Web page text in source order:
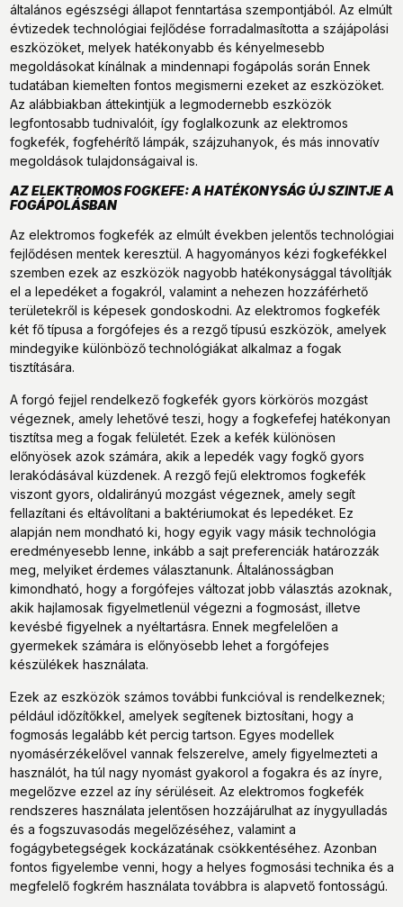
általános egészségi állapot fenntartása szempontjából. Az elmúlt
évtizedek technológiai fejlődése forradalmasította a szájápolási
eszközöket, melyek hatékonyabb és kényelmesebb
megoldásokat kínálnak a mindennapi fogápolás során Ennek
tudatában kiemelten fontos megismerni ezeket az eszközöket.
Az alábbiakban áttekintjük a legmodernebb eszközök
legfontosabb tudnivalóit, így foglalkozunk az elektromos
fogkefék, fogfehérítő lámpák, szájzuhanyok, és más innovatív
megoldások tulajdonságaival is.
AZ ELEKTROMOS FOGKEFE: A HATÉKONYSÁG ÚJ SZINTJE A
FOGÁPOLÁSBAN
Az elektromos fogkefék az elmúlt években jelentős technológiai
fejlődésen mentek keresztül. A hagyományos kézi fogkefékkel
szemben ezek az eszközök nagyobb hatékonysággal távolítják
el a lepedéket a fogakról, valamint a nehezen hozzáférhető
területekről is képesek gondoskodni. Az elektromos fogkefék
két fő típusa a forgófejes és a rezgő típusú eszközök, amelyek
mindegyike különböző technológiákat alkalmaz a fogak
tisztítására.
A forgó fejjel rendelkező fogkefék gyors körkörös mozgást
végeznek, amely lehetővé teszi, hogy a fogkefefej hatékonyan
tisztítsa meg a fogak felületét. Ezek a kefék különösen
előnyösek azok számára, akik a lepedék vagy fogkő gyors
lerakódásával küzdenek. A rezgő fejű elektromos fogkefék
viszont gyors, oldalirányú mozgást végeznek, amely segít
fellazítani és eltávolítani a baktériumokat és lepedéket. Ez
alapján nem mondható ki, hogy egyik vagy másik technológia
eredményesebb lenne, inkább a sajt preferenciák határozzák
meg, melyiket érdemes választanunk. Általánosságban
kimondható, hogy a forgófejes változat jobb választás azoknak,
akik hajlamosak figyelmetlenül végezni a fogmosást, illetve
kevésbé figyelnek a nyéltartásra. Ennek megfelelően a
gyermekek számára is előnyösebb lehet a forgófejes
készülékek használata.
Ezek az eszközök számos további funkcióval is rendelkeznek;
például időzítőkkel, amelyek segítenek biztosítani, hogy a
fogmosás legalább két percig tartson. Egyes modellek
nyomásérzékelővel vannak felszerelve, amely figyelmezteti a
használót, ha túl nagy nyomást gyakorol a fogakra és az ínyre,
megelőzve ezzel az íny sérüléseit. Az elektromos fogkefék
rendszeres használata jelentősen hozzájárulhat az ínygyulladás
és a fogszuvasodás megelőzéséhez, valamint a
fogágybetegségek kockázatának csökkentéséhez. Azonban
fontos figyelembe venni, hogy a helyes fogmosási technika és a
megfelelő fogkrém használata továbbra is alapvető fontosságú.